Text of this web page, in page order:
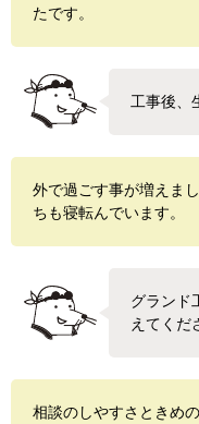
たです。
工事後、
外で過ごす事が増えま
ちも寝転んでいます。
グランド
えてくだ
相談のしやすさときめ